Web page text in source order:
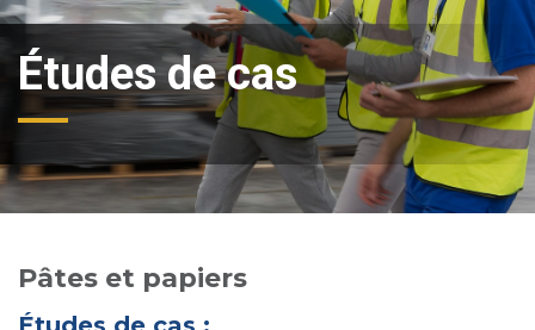
Études de cas
Pâtes et papiers